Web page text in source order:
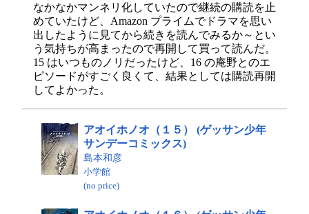
なかなかマンネリ化していたので継続の購読を止
めていたけど、Amazon プライムでドラマを思い
出したように見てから続きを読んでみるか～とい
う気持ちが高まったので再開して買って読んだ。
15 はいつものノリだったけど、16 の庵野とのエ
ピソードがすごく良くて、結果としては購読再開
してよかった。
アオイホノオ（１５） (ゲッサン少年
サンデーコミックス)
島本和彦
小学館
(no price)